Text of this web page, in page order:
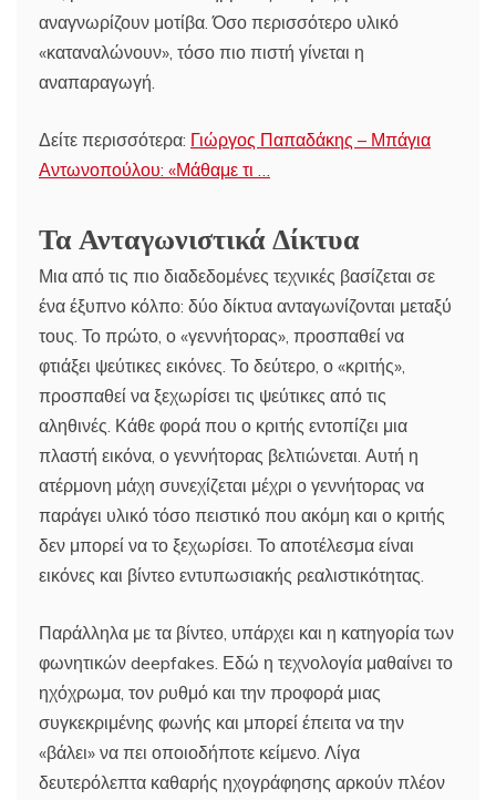
αναγνωρίζουν μοτίβα. Όσο περισσότερο υλικό
«καταναλώνουν», τόσο πιο πιστή γίνεται η
αναπαραγωγή.
Δείτε περισσότερα: Γιώργος Παπαδάκης – Μπάγια
Αντωνοπούλου: «Μάθαμε τι …
Τα Ανταγωνιστικά Δίκτυα
Μια από τις πιο διαδεδομένες τεχνικές βασίζεται σε
ένα έξυπνο κόλπο: δύο δίκτυα ανταγωνίζονται μεταξύ
τους. Το πρώτο, ο «γεννήτορας», προσπαθεί να
φτιάξει ψεύτικες εικόνες. Το δεύτερο, ο «κριτής»,
προσπαθεί να ξεχωρίσει τις ψεύτικες από τις
αληθινές. Κάθε φορά που ο κριτής εντοπίζει μια
πλαστή εικόνα, ο γεννήτορας βελτιώνεται. Αυτή η
ατέρμονη μάχη συνεχίζεται μέχρι ο γεννήτορας να
παράγει υλικό τόσο πειστικό που ακόμη και ο κριτής
δεν μπορεί να το ξεχωρίσει. Το αποτέλεσμα είναι
εικόνες και βίντεο εντυπωσιακής ρεαλιστικότητας.
Παράλληλα με τα βίντεο, υπάρχει και η κατηγορία των
φωνητικών deepfakes. Εδώ η τεχνολογία μαθαίνει το
ηχόχρωμα, τον ρυθμό και την προφορά μιας
συγκεκριμένης φωνής και μπορεί έπειτα να την
«βάλει» να πει οποιοδήποτε κείμενο. Λίγα
δευτερόλεπτα καθαρής ηχογράφησης αρκούν πλέον